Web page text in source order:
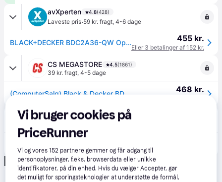
avXperten 4.8(428)
Laveste pris·59 kr. fragt, 4-6 dage
BLACK+DECKER BDC2A36-QW Oplader med Batteri - 36V, 2Ah 455 kr.
Eller 3 betalinger af 152 kr.
CS MEGASTORE 4.5(1861)
39 kr. fragt, 4-5 dage
468 kr.
Verkter 4.5(86)
Fri fragt
Annonce
Vi bruger cookies på
PriceRunner
Vi og vores152 partnere gemmer og får adgang til
personoplysninger, f.eks. browserdata eller unikke
identifikatorer, på din enhed. Hvis du vælger Accepter, gør
det muligt for sporingsteknologier at understøtte de formål,